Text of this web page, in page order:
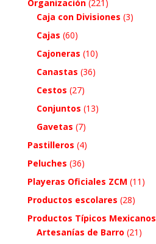
Organización (221)
Caja con Divisiones (3)
Cajas (60)
Cajoneras (10)
Canastas (36)
Cestos (27)
Conjuntos (13)
Gavetas (7)
Pastilleros (4)
Peluches (36)
Playeras Oficiales ZCM (11)
Productos escolares (28)
Productos Típicos Mexicanos
Artesanías de Barro (21)